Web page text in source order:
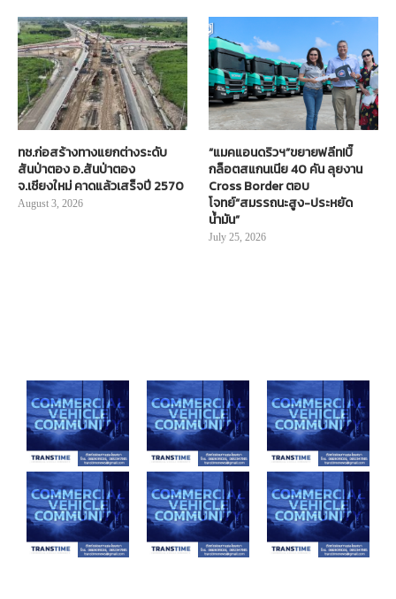
ทช.ก่อสร้างทางแยกต่างระดับ
สันป่าตอง อ.สันป่าตอง
จ.เชียงใหม่ คาดแล้วเสร็จปี 2570
August 3, 2026
“แมคแอนดริวฯ”ขยายฟลีท!บิ๊
กล็อตสแกนเนีย 40 คัน ลุยงาน
Cross Border ตอบ
โจทย์“สมรรถนะสูง-ประหยัด
น้ำมัน”
July 25, 2026